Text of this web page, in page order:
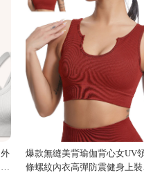
爆款無縫美背瑜伽背心女UV
條螺紋內衣高彈防震健身上裝